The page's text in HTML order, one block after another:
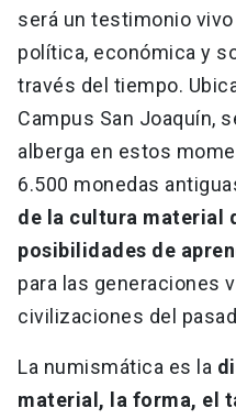
será un testimonio
política, económica y
través del tiempo.
Campus San Joaquín,
alberga en estos
6.500 monedas
de la cultura material
posibilidades de
para las generaciones
civilizaciones del
La numismática es la
material, la forma, el